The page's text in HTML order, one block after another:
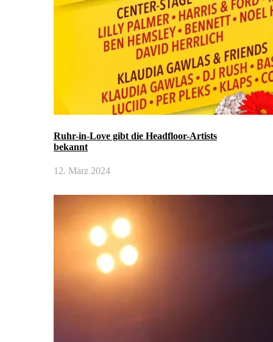
Ruhr-in-Love gibt die Headfloor-Artists
bekannt
12. März 2024